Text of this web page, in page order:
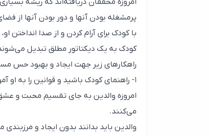
امروزه محققان دریافته‌اند که ریشه
پرمشغله بودن آنها و دور بودن آنها از
با کودک برای آرام کردن و از صدا
کودک به یک دیکتاتور مطلق تبدیل
راهکارهای زیر جهت ایجاد و بهبود حس
۱- راهنمای کودک باشید و قوانین را به او
امروزه والدین به جای تقسیم محبت و
می‌کنند.
والدین باید بدانند بدون ایجاد و